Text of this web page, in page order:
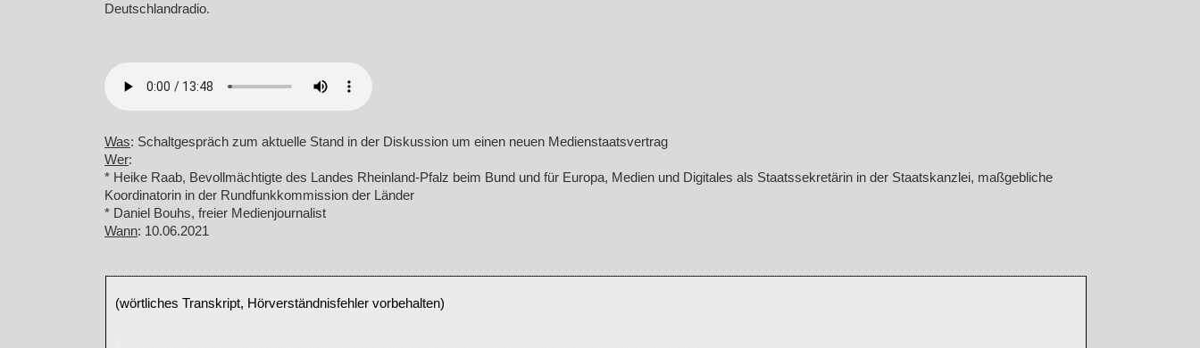
Deutschlandradio.
Was: Schaltgespräch zum aktuelle Stand in der Diskussion um einen neuen Medienstaatsvertrag
Wer:
* Heike Raab, Bevollmächtigte des Landes Rheinland-Pfalz beim Bund und für Europa, Medien und Digitales als Staatssekretärin in der Staatskanzlei, maßgebliche
Koordinatorin in der Rundfunkkommission der Länder
* Daniel Bouhs, freier Medienjournalist
Wann: 10.06.2021
(wörtliches Transkript, Hörverständnisfehler vorbehalten)